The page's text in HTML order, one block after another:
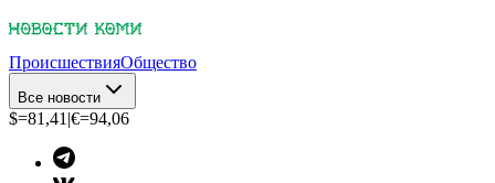
ПроисшествияОбщество
Все новости
$=81,41 |€=94,06